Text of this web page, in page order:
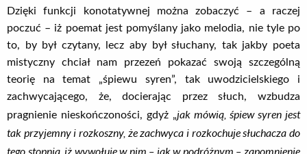
Dzięki funkcji konotatywnej można zobaczyć – a raczej
poczuć – iż poemat jest pomyślany jako melodia, nie tyle po
to, by był czytany, lecz aby był słuchany, tak jakby poeta
mistyczny chciał nam przezeń pokazać swoją szczególną
teorię na temat „śpiewu syren”, tak uwodzicielskiego i
zachwycającego, że, docierając przez słuch, wzbudza
pragnienie nieskończoności, gdyż „jak mówią, śpiew syren jest
tak przyjemny i rozkoszny, że zachwyca i rozkochuje słuchacza do
tego stopnia, iż wywołuje w nim – jak w podróżnym – zapomnienie